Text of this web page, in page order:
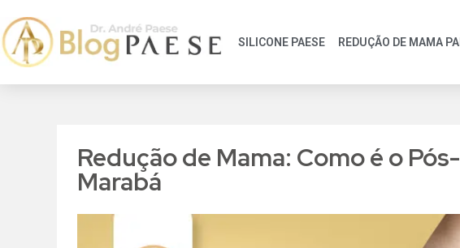
SILICONE PAESE REDUÇÃO DE MAMA
Redução de Mama: Como é o
Marabá